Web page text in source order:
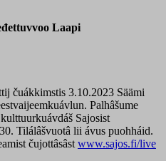
Laapi
čuákkimstis 3.10.2023 Säämi
Palhâšume
Sajosist
Tilálâšvuotâ lii ávus puohháid.
čujottâsâst www.sajos.fi/live